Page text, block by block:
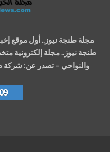
مجلة طنجة نيوز.. أول موقع
طنجة نيوز.. مجلة إلكترونية
والنواحي – تصدر عن: شركة